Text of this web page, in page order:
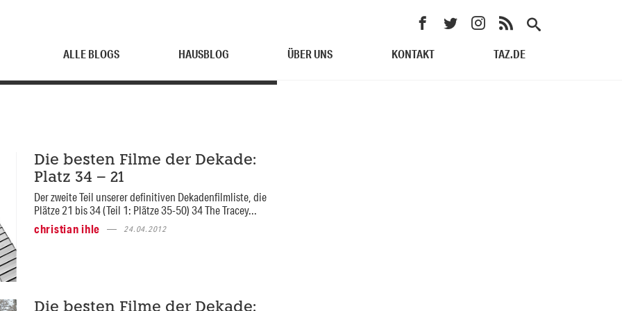
ALLE BLOGS HAUSBLOG ÜBER UNS KONTAKT TAZ.DE
Die besten Filme der Dekade:
Platz 34 – 21
Der zweite Teil unserer definitiven Dekadenfilmliste, die
Plätze 21 bis 34 (Teil 1: Plätze 35-50) 34 The Tracey...
christian ihle
24.04.2012